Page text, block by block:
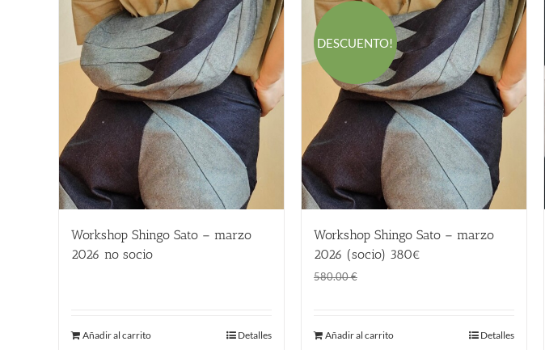
Workshop Shingo Sato – marzo
2026 no socio
Añadir al carrito Detalles
DESCUENTO!
Workshop Shingo Sato – marzo
2026 (socio) 380€
580.00€
era:
Añadir al carrito Detalles